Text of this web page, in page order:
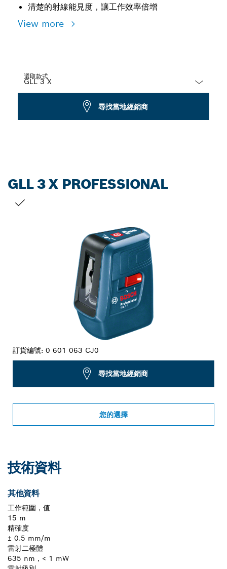
清楚的射線能見度，讓工作效率倍增
View more
選取款式
尋找當地經銷商
GLL 3 X PROFESSIONAL
訂貨編號: 0 601 063 CJ0
尋找當地經銷商
您的選擇
技術資料
其他資料
工作範圍，值
15 m
精確度
± 0.5 mm/m
雷射二極體
635 nm，< 1 mW